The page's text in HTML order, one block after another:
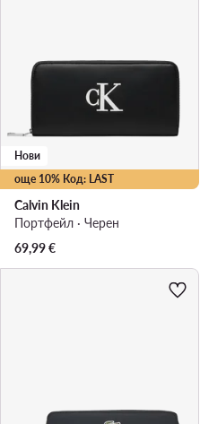
още 10% Код: LAST
Нови
Calvin Klein
Портфейл · Черен
69,99€